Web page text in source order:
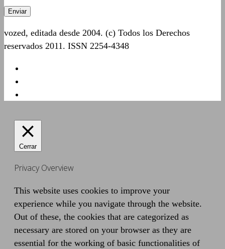
vozed, editada desde 2004. (c) Todos los Derechos
reservados 2011. ISSN 2254-4348
Cerrar
Privacy Overview
This website uses cookies to improve your
experience while you navigate through the website.
Out of these, the cookies that are categorized as
necessary are stored on your browser as they are
essential for the working of basic functionalities of